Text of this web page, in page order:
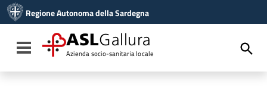
Vai al menu di navigazione
Vai al footer
Regione Autonoma della Sardegna
Toggle navigation
ASLGallura
Azienda socio-sanitaria locale